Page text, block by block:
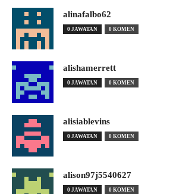
alinafalbo62
0 JAWATAN 0 KOMEN
alishamerrett
0 JAWATAN 0 KOMEN
alisiablevins
0 JAWATAN 0 KOMEN
alison97j5540627
0 JAWATAN 0 KOMEN